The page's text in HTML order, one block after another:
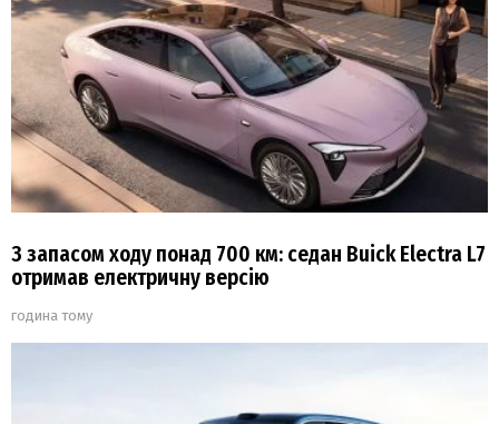
З запасом ходу понад 700 км: седан Buick Electra L7
отримав електричну версію
година тому